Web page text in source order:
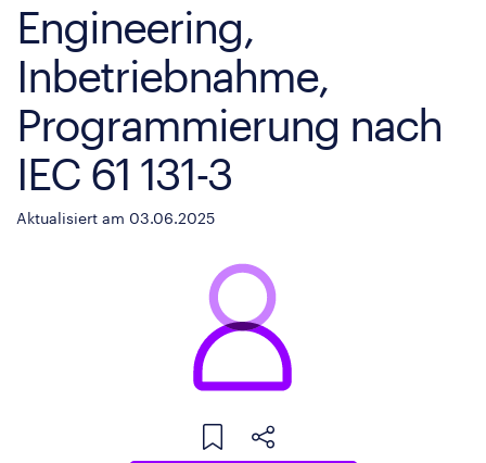
Engineering,
Inbetriebnahme,
Programmierung nach
IEC 61 131-3
Aktualisiert am 03.06.2025